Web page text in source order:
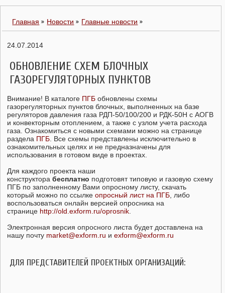
Главная Новости Главные новости
24.07.2014
ОБНОВЛЕНИЕ СХЕМ БЛОЧНЫХ
ГАЗОРЕГУЛЯТОРНЫХ ПУНКТОВ
Внимание! В каталоге ПГБ обновлены схемы
газорегуляторных пунктов блочных, выполненных на базе
регуляторов давления газа РДП-50/100/200 и РДК-50Н с АОГВ
и конвекторным отоплением, а также с узлом учета расхода
газа. Ознакомиться с новыми схемами можно на странице
раздела ПГБ. Все схемы представлены исключительно в
ознакомительных целях и не предназначены для
использования в готовом виде в проектах.
Для каждого проекта наши
конструкторабесплатно подготовят типовую и газовую схему
ПГБ по заполненному Вами опросному листу, скачать
который можно по ссылкеопросный лист на ПГБ, либо
воспользоваться онлайн версией опросника на
странице http://old.exform.ru/oprosnik.
Электронная версия опросного листа будет доставлена на
нашу почту market@exform.ru иexform@exform.ru
ДЛЯ ПРЕДСТАВИТЕЛЕЙ ПРОЕКТНЫХ ОРГАНИЗАЦИЙ: